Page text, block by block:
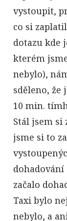
vystoupit,
co si
dotazu kde
kterém
nebylo),
sděleno,
10 min.
Stál jsem si
jsme si to
dohadování
začalo
Taxi bylo
nebylo, a